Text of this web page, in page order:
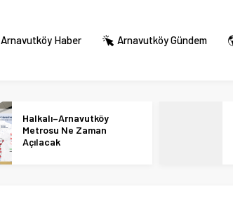
Arnavutköy Haber Arnavutköy Gündem
Halkalı–Arnavutköy
Metrosu Ne Zaman
Açılacak